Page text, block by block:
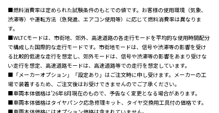
■燃料消費率は定められた試験条件のもとでの値です。お客様の使用環境（気象、
渋滞等）や運転方法（急発進、エアコン使用等）に応じて燃料消費率は異なりま
す。
■WLTCモードは、市街地、郊外、高速道路の各走行モードを平均的な使用時間配分
で構成した国際的な走行モードです。市街地モードは、信号や渋滞等の影響を受け
る比較的低速な走行を想定し、郊外モードは、信号や渋滞等の影響をあまり受けな
い走行を想定、高速道路モードは、高速道路等での走行を想定しています。
■「メーカーオプション」「設定あり」はご注文時に申し受けます。メーカーの工
場で装着するため、ご注文後はお受けできませんのでご了承ください。
■車両本体価格は’26年8月現在のもので、予告なく変更となる場合があります。
■車両本体価格はタイヤパンク応急修理キット、タイヤ交換用工具付の価格です。